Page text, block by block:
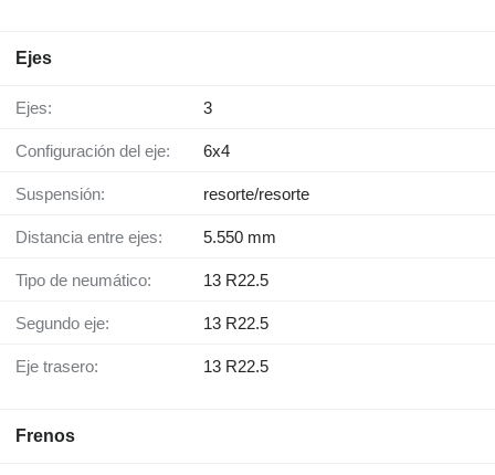
Ejes
Ejes: 3
Configuración del eje: 6x4
Suspensión: resorte/resorte
Distancia entre ejes: 5.550 mm
Tipo de neumático: 13 R22.5
Segundo eje: 13 R22.5
Eje trasero: 13 R22.5
Frenos